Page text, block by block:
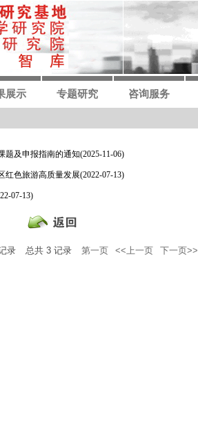
展示 专题研究 咨询服务
题及申报指南的通知(2025-11-06)
红色旅游高质量发展(2022-07-13)
07-13)
录 总共 3 记录 第一页 <<上一页 下一页>>